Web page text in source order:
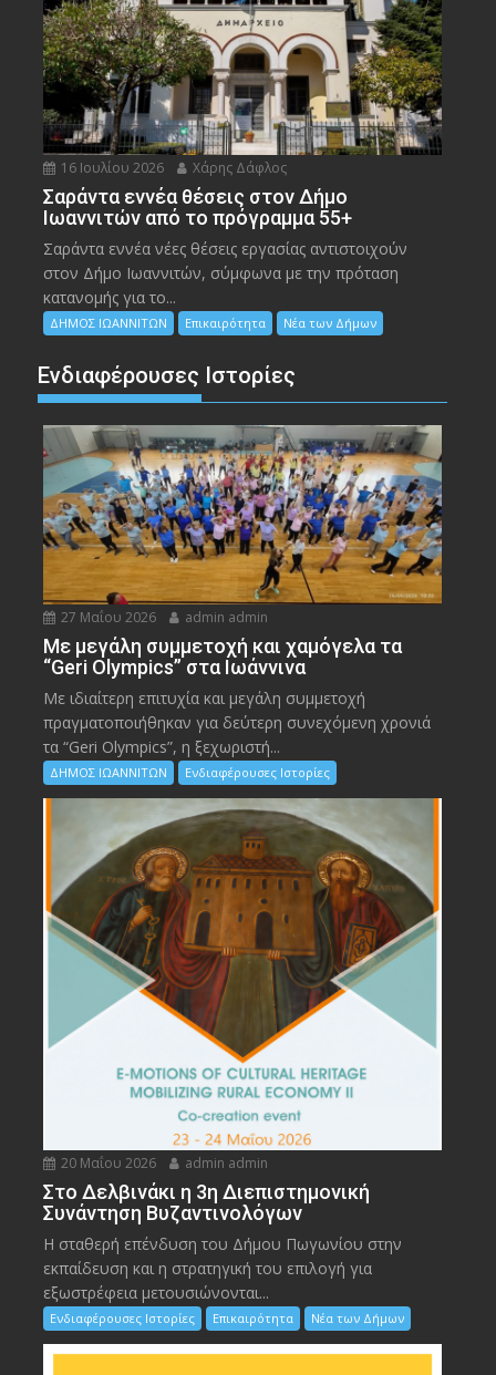
16 Ιουλίου 2026 Χάρης Δάφλος
Σαράντα εννέα θέσεις στον Δήμο
Ιωαννιτών από το πρόγραμμα 55+
Σαράντα εννέα νέες θέσεις εργασίας αντιστοιχούν
στον Δήμο Ιωαννιτών, σύμφωνα με την πρόταση
κατανομής για το...
ΔΗΜΟΣ ΙΩΑΝΝΙΤΩΝ Επικαιρότητα Νέα των Δήμων
Ενδιαφέρουσες Ιστορίες
27 Μαΐου 2026 admin admin
Με μεγάλη συμμετοχή και χαμόγελα τα
“Geri Olympics” στα Ιωάννινα
Με ιδιαίτερη επιτυχία και μεγάλη συμμετοχή
πραγματοποιήθηκαν για δεύτερη συνεχόμενη χρονιά
τα “Geri Olympics”, η ξεχωριστή...
ΔΗΜΟΣ ΙΩΑΝΝΙΤΩΝ Ενδιαφέρουσες Ιστορίες
20 Μαΐου 2026 admin admin
Στο Δελβινάκι η 3η Διεπιστημονική
Συνάντηση Βυζαντινολόγων
Η σταθερή επένδυση του Δήμου Πωγωνίου στην
εκπαίδευση και η στρατηγική του επιλογή για
εξωστρέφεια μετουσιώνονται...
Ενδιαφέρουσες Ιστορίες Επικαιρότητα Νέα των Δήμων